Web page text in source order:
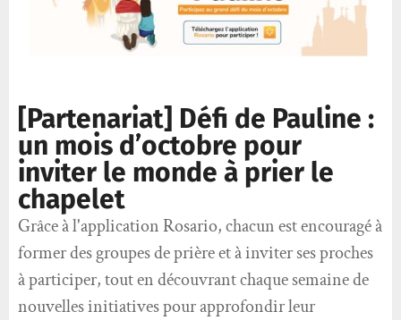
[Partenariat] Défi de Pauline :
un mois d’octobre pour
inviter le monde à prier le
chapelet
Grâce à l'application Rosario, chacun est encouragé à
former des groupes de prière et à inviter ses proches
à participer, tout en découvrant chaque semaine de
nouvelles initiatives pour approfondir leur